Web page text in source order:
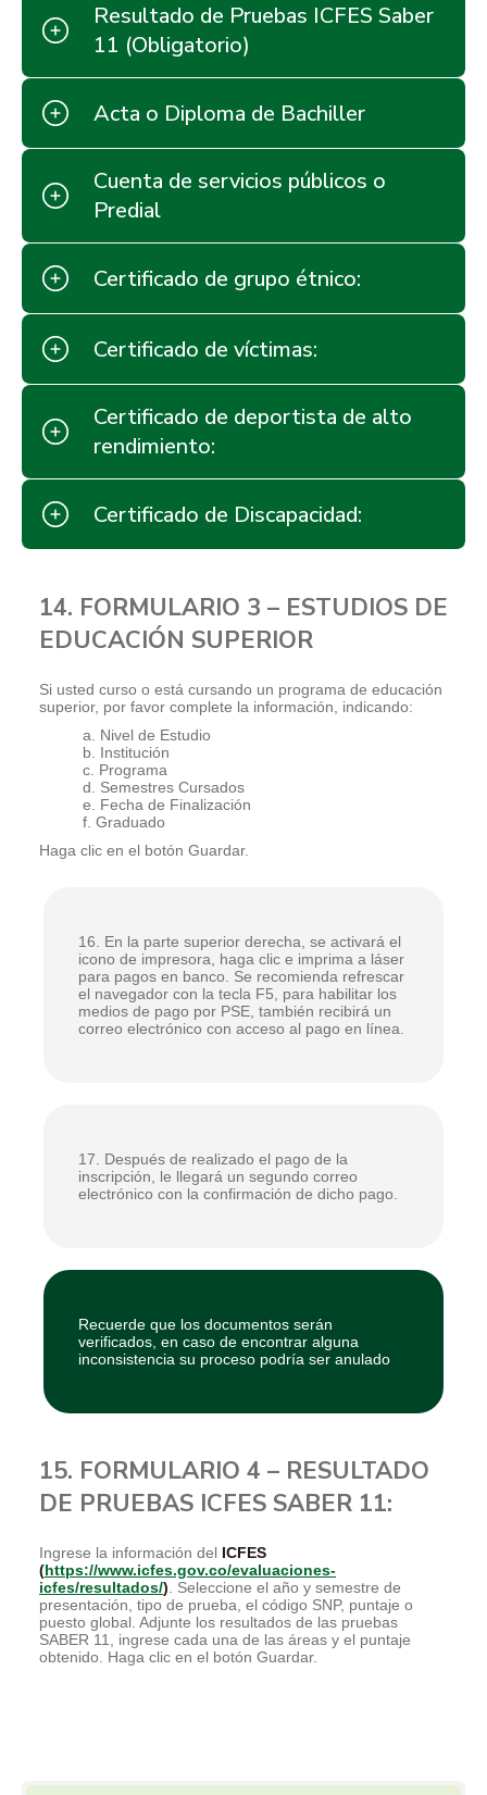
Resultado de Pruebas ICFES Saber
11 (Obligatorio)
Acta o Diploma de Bachiller
Cuenta de servicios públicos o
Predial
Certificado de grupo étnico:
Certificado de víctimas:
Certificado de deportista de alto
rendimiento:
Certificado de Discapacidad:
14. FORMULARIO 3 – ESTUDIOS DE
EDUCACIÓN SUPERIOR
Si usted curso o está cursando un programa de educación
superior, por favor complete la información, indicando:
a. Nivel de Estudio
b. Institución
c. Programa
d. Semestres Cursados
e. Fecha de Finalización
f. Graduado
Haga clic en el botón Guardar.
15. FORMULARIO 4 – RESULTADO
DE PRUEBAS ICFES SABER 11:
Ingrese la información del ICFES
(https://www.icfes.gov.co/evaluaciones-
icfes/resultados/) . Seleccione el año y semestre de
presentación, tipo de prueba, el código SNP, puntaje o
puesto global. Adjunte los resultados de las pruebas
SABER 11, ingrese cada una de las áreas y el puntaje
obtenido. Haga clic en el botón Guardar.
16. En la parte superior derecha, se activará el
icono de impresora, haga clic e imprima a láser
para pagos en banco. Se recomienda refrescar
el navegador con la tecla F5, para habilitar los
medios de pago por PSE, también recibirá un
correo electrónico con acceso al pago en línea.
17. Después de realizado el pago de la
inscripción, le llegará un segundo correo
electrónico con la confirmación de dicho pago.
Recuerde que los documentos serán
verificados, en caso de encontrar alguna
inconsistencia su proceso podría ser anulado